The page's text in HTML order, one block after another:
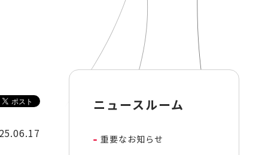
ニュースルーム
重要なお知らせ